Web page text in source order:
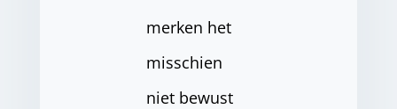
merken het
misschien
niet bewust